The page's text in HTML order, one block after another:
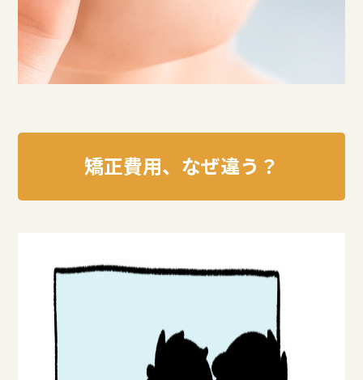
矯正費用、なぜ違う？